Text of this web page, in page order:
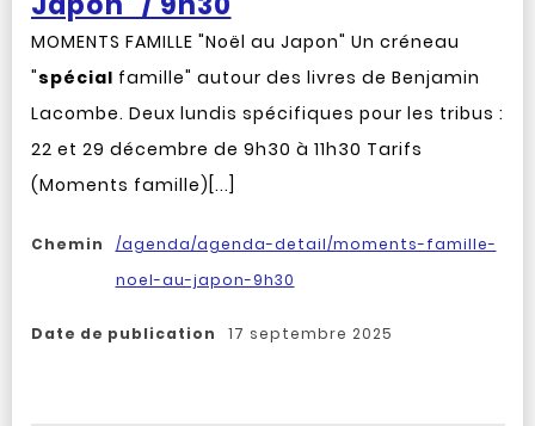
MOMENTS FAMILLE "Noël au Japon" Un créneau
"spécial famille" autour des livres de Benjamin
Lacombe. Deux lundis spécifiques pour les tribus :
22 et 29 décembre de 9h30 à 11h30 Tarifs
(Moments famille)[...]
Chemin
/agenda/agenda-detail/moments-famille-
noel-au-japon-9h30
Date de publication 17 septembre 2025